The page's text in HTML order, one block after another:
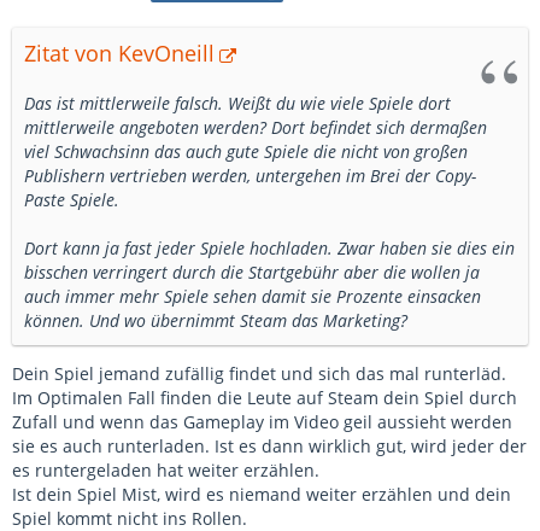
Zitat von KevOneill
Das ist mittlerweile falsch. Weißt du wie viele Spiele dort
mittlerweile angeboten werden? Dort befindet sich dermaßen
viel Schwachsinn das auch gute Spiele die nicht von großen
Publishern vertrieben werden, untergehen im Brei der Copy-
Paste Spiele.
Dort kann ja fast jeder Spiele hochladen. Zwar haben sie dies ein
bisschen verringert durch die Startgebühr aber die wollen ja
auch immer mehr Spiele sehen damit sie Prozente einsacken
können. Und wo übernimmt Steam das Marketing?
Dein Spiel jemand zufällig findet und sich das mal runterläd.
Im Optimalen Fall finden die Leute auf Steam dein Spiel durch
Zufall und wenn das Gameplay im Video geil aussieht werden
sie es auch runterladen. Ist es dann wirklich gut, wird jeder der
es runtergeladen hat weiter erzählen.
Ist dein Spiel Mist, wird es niemand weiter erzählen und dein
Spiel kommt nicht ins Rollen.